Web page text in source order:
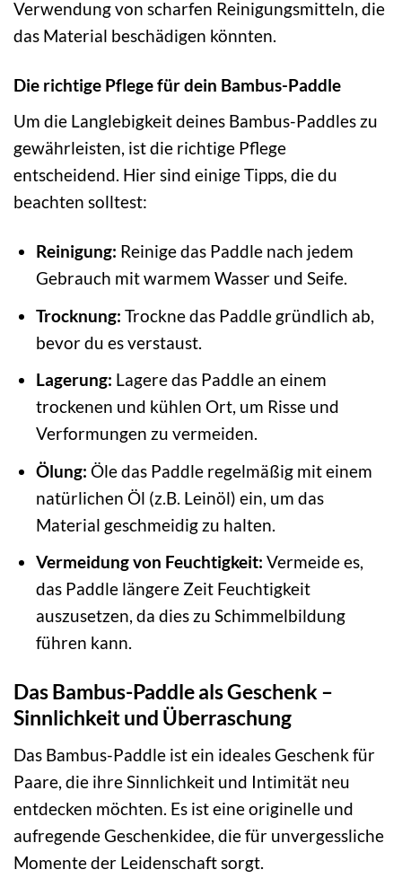
Verwendung von scharfen Reinigungsmitteln, die
das Material beschädigen könnten.
Die richtige Pflege für dein Bambus-Paddle
Um die Langlebigkeit deines Bambus-Paddles zu
gewährleisten, ist die richtige Pflege
entscheidend. Hier sind einige Tipps, die du
beachten solltest:
Reinigung: Reinige das Paddle nach jedem
Gebrauch mit warmem Wasser und Seife.
Trocknung: Trockne das Paddle gründlich ab,
bevor du es verstaust.
Lagerung: Lagere das Paddle an einem
trockenen und kühlen Ort, um Risse und
Verformungen zu vermeiden.
Ölung: Öle das Paddle regelmäßig mit einem
natürlichen Öl (z.B. Leinöl) ein, um das
Material geschmeidig zu halten.
Vermeidung von Feuchtigkeit: Vermeide es,
das Paddle längere Zeit Feuchtigkeit
auszusetzen, da dies zu Schimmelbildung
führen kann.
Das Bambus-Paddle als Geschenk –
Sinnlichkeit und Überraschung
Das Bambus-Paddle ist ein ideales Geschenk für
Paare, die ihre Sinnlichkeit und Intimität neu
entdecken möchten. Es ist eine originelle und
aufregende Geschenkidee, die für unvergessliche
Momente der Leidenschaft sorgt.